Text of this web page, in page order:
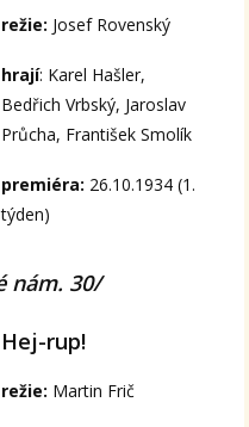
režie: Josef Rovenský
hrají: Karel Hašler,
Bedřich Vrbský, Jaroslav
Průcha, František Smolík
premiéra: 26.10.1934 (1.
týden)
nám. 30/
Hej-rup!
režie: Martin Frič